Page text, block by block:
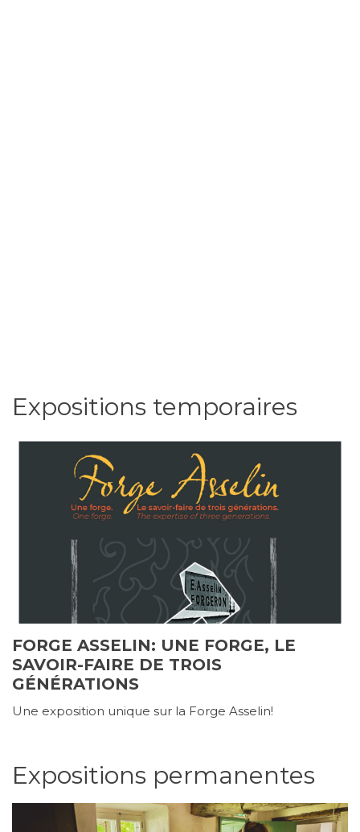
Expositions temporaires
FORGE ASSELIN: UNE FORGE, LE
SAVOIR-FAIRE DE TROIS
GÉNÉRATIONS
Une exposition unique sur la Forge Asselin!
Expositions permanentes